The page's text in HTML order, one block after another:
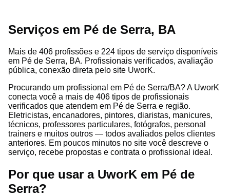
Serviços em Pé de Serra, BA
Mais de 406 profissões e 224 tipos de serviço disponíveis
em Pé de Serra, BA. Profissionais verificados, avaliação
pública, conexão direta pelo site UworK.
Procurando um profissional em Pé de Serra/BA? A UworK
conecta você a mais de 406 tipos de profissionais
verificados que atendem em Pé de Serra e região.
Eletricistas, encanadores, pintores, diaristas, manicures,
técnicos, professores particulares, fotógrafos, personal
trainers e muitos outros — todos avaliados pelos clientes
anteriores. Em poucos minutos no site você descreve o
serviço, recebe propostas e contrata o profissional ideal.
Por que usar a UworK em Pé de
Serra?